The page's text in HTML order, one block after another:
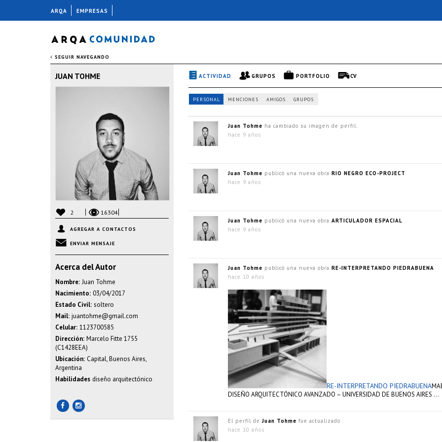
SEGUIR NAVEGANDO
JUAN TOHME
2 16304
AGREGAR A CONTACTOS
ENVIAR MENSAJE
Acerca del Autor
Nombre: Juan Tohme
Nacimiento: 03/04/2017
Estado Civil: soltero
Mail: juantohme@gmail.com
Celular: 1123700585
Dirección: Marcelo Fitte 1755
(C1428EEA)
Ubicación: Capital, Buenos Aires,
Argentina
Habilidades diseño arquitectónico
ACTIVIDAD GRUPOS PORTFOLIO CV
PERSONAL MENCIONES AMIGOS GRUPOS
Juan Tohme ha cambiado su imagen de perfil.
hace 9 años
Juan Tohme publicó una nueva obra RIO NEGRO ECO-PROJECT
hace 9 años
Juan Tohme publicó una nueva obra ARTICULADOR ESPACIAL
hace 9 años
Juan Tohme publicó una nueva obra RE-INTERPRETANDO PIEDRABUENA
hace 10 años
RE-INTERPRETANDO PIEDRABUENA
DISEÑO ARQUITECTÓNICO AVANZADO – UNIVERSIDAD DE BUENOS AIRES …
El perfil de Juan Tohme fue actualizado
hace 10 años
ARQA EMPRESAS